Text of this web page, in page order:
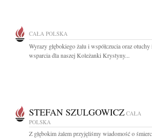
CAŁA POLSKA
Wyrazy głębokiego żalu i współczucia oraz otuchy i
wsparcia dla naszej Koleżanki Krystyny...
STEFAN SZULGOWICZ CAŁA
POLSKA
Z głębokim żalem przyjęliśmy wiadomość o